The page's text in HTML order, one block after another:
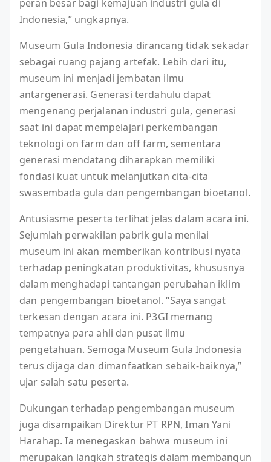
peran besar bagi kemajuan industri gula di
Indonesia,” ungkapnya.
Museum Gula Indonesia dirancang tidak sekadar
sebagai ruang pajang artefak. Lebih dari itu,
museum ini menjadi jembatan ilmu
antargenerasi. Generasi terdahulu dapat
mengenang perjalanan industri gula, generasi
saat ini dapat mempelajari perkembangan
teknologi on farm dan off farm, sementara
generasi mendatang diharapkan memiliki
fondasi kuat untuk melanjutkan cita-cita
swasembada gula dan pengembangan bioetanol.
Antusiasme peserta terlihat jelas dalam acara ini.
Sejumlah perwakilan pabrik gula menilai
museum ini akan memberikan kontribusi nyata
terhadap peningkatan produktivitas, khususnya
dalam menghadapi tantangan perubahan iklim
dan pengembangan bioetanol. “Saya sangat
terkesan dengan acara ini. P3GI memang
tempatnya para ahli dan pusat ilmu
pengetahuan. Semoga Museum Gula Indonesia
terus dijaga dan dimanfaatkan sebaik-baiknya,”
ujar salah satu peserta.
Dukungan terhadap pengembangan museum
juga disampaikan Direktur PT RPN, Iman Yani
Harahap. Ia menegaskan bahwa museum ini
merupakan langkah strategis dalam membangun